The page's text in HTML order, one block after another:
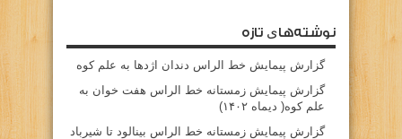
نوشته‌های تازه
گزارش پیمایش خط الراس دندان اژدها به علم کوه
گزارش پیمایش زمستانه خط الراس هفت خوان به
علم کوه( دیماه ۱۴۰۲)
گزارش پیمایش زمستانه خط الراس بینالود تا شیرباد